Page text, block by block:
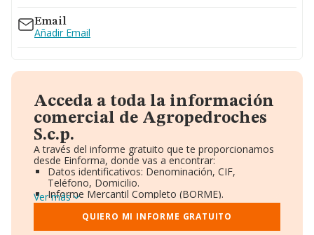
Email
Añadir Email
Acceda a toda la información
comercial de Agropedroches
S.c.p.
A través del informe gratuito que te proporcionamos
desde Einforma, donde vas a encontrar:
Datos identificativos: Denominación, CIF,
Teléfono, Domicilio.
Informe Mercantil Completo (BORME).
Gráficos de Evolución Ventas y Empleados.
Consejo de Administración y Administradores.
Directivos y Ejecutivos.
Ver más
QUIERO MI INFORME GRATUITO